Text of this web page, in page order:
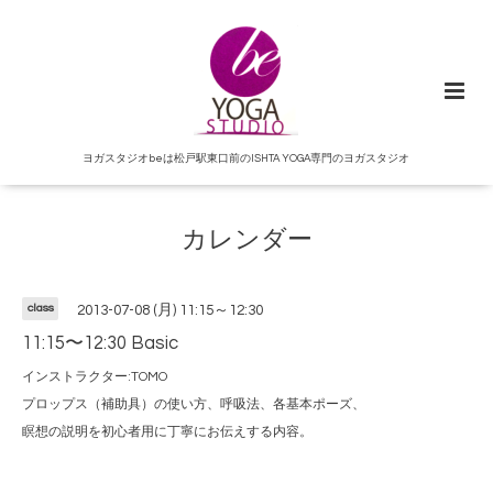
ヨガスタジオbeは松戸駅東口前のISHTA YOGA専門のヨガスタジオ
カレンダー
class 2013-07-08 (月) 11:15～12:30
11:15〜12:30 Basic
インストラクター:TOMO
プロップス（補助具）の使い方、呼吸法、各基本ポーズ、
瞑想の説明を初心者用に丁寧にお伝えする内容。